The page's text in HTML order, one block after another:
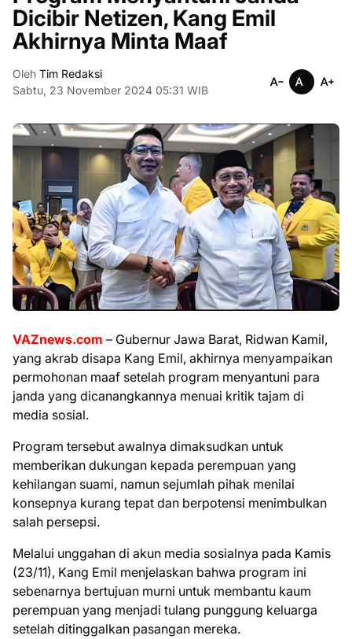
Dicibir Netizen, Kang Emil
Akhirnya Minta Maaf
Oleh Tim Redaksi
Sabtu, 23 November 2024 05:31 WIB
VAZnews.com – Gubernur Jawa Barat, Ridwan Kamil,
yang akrab disapa Kang Emil, akhirnya menyampaikan
permohonan maaf setelah program menyantuni para
janda yang dicanangkannya menuai kritik tajam di
media sosial.
Program tersebut awalnya dimaksudkan untuk
memberikan dukungan kepada perempuan yang
kehilangan suami, namun sejumlah pihak menilai
konsepnya kurang tepat dan berpotensi menimbulkan
salah persepsi.
Melalui unggahan di akun media sosialnya pada Kamis
(23/11), Kang Emil menjelaskan bahwa program ini
sebenarnya bertujuan murni untuk membantu kaum
perempuan yang menjadi tulang punggung keluarga
setelah ditinggalkan pasangan mereka.